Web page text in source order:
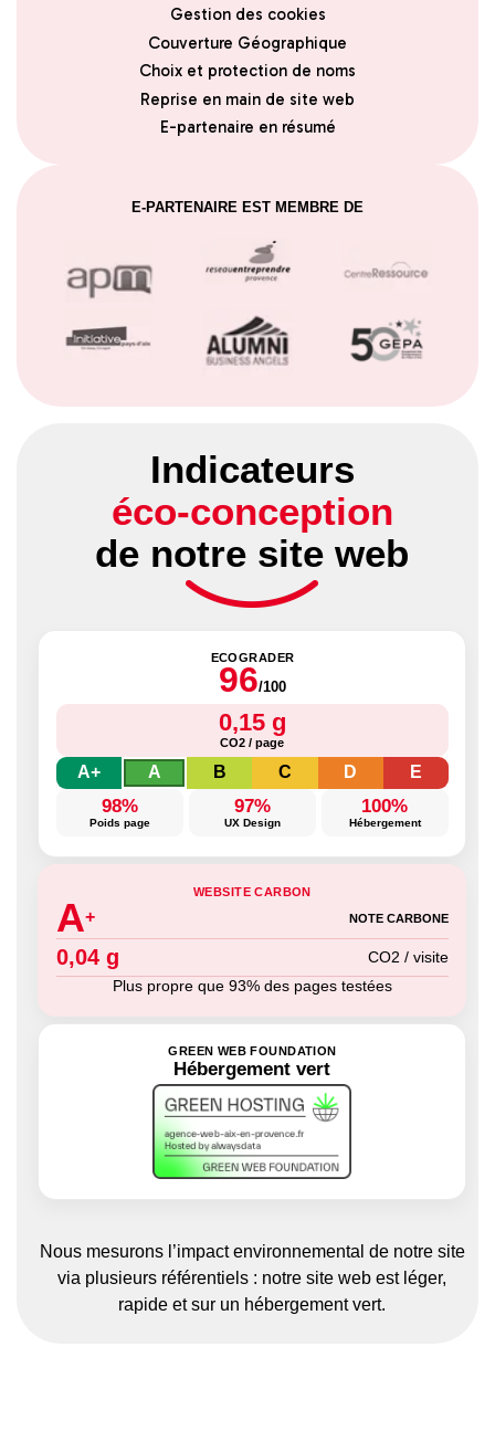
Gestion des cookies
Couverture Géographique
Choix et protection de noms
Reprise en main de site web
E-partenaire en résumé
E-PARTENAIRE EST MEMBRE DE
Indicateurs
éco-conception
de notre site web
ECOGRADER
96/100
0,15 g
CO2 / page
A+ A B C D E
98%
Poids page
97%
UX Design
100%
Hébergement
WEBSITE CARBON
A+ NOTE CARBONE
0,04 g
CO2 / visite
Plus propre que 93% des pages testées
GREEN WEB FOUNDATION
Hébergement vert
Nous mesurons l’impact environnemental de notre site
via plusieurs référentiels : notre site web est léger,
rapide et sur un hébergement vert.